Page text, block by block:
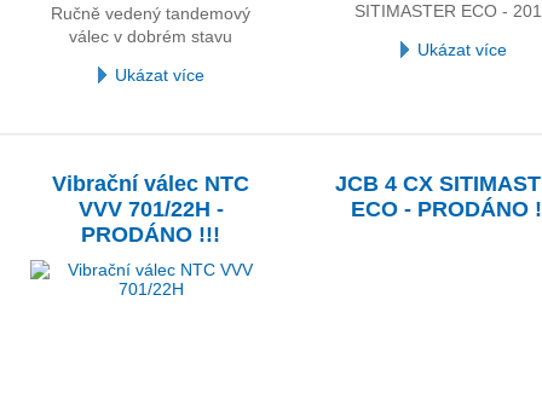
Ručně vedený tandemový
válec v dobrém stavu
Ukázat více
SITIMASTER ECO -
Ukázat více
Vibrační válec NTC
VVV 701/22H -
PRODÁNO !!!
JCB 4 CX
ECO - PRODÁNO